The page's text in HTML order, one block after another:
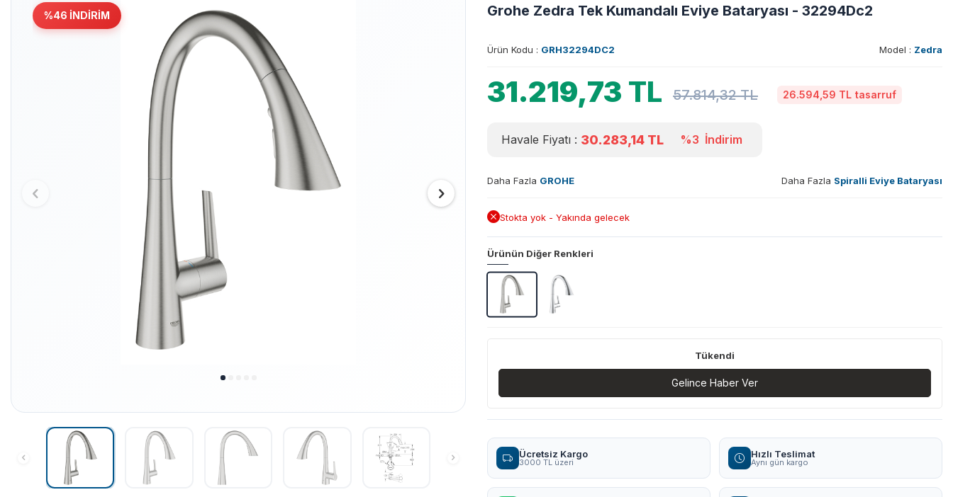
%46 İNDIRIM Grohe Zedra Tek Kumandalı Eviye Bataryası - 32294Dc2
Ürün Kodu : GRH32294DC2 Model : Zedra
31.219,73 TL 57.814,32TL 26.594,59 TL tasarruf
Havale Fiyatı : 30.283,14 TL %3 İndirim
Daha Fazla GROHE Daha Fazla Spiralli Eviye Bataryası
Stokta yok - Yakında gelecek
Ürünün Diğer Renkleri
Tükendi
Gelince Haber Ver
Ücretsiz Kargo
3000 TL üzeri
Hızlı Teslimat
Aynı gün kargo